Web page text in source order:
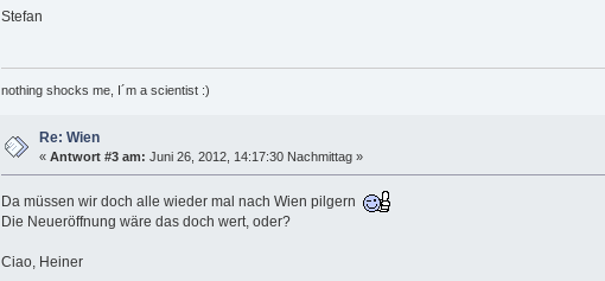
Stefan
nothing shocks me, I´m a scientist :)
Re: Wien
« Antwort #3 am: Juni 26, 2012, 14:17:30 Nachmittag »
Da müssen wir doch alle wieder mal nach Wien pilgern
Die Neueröffnung wäre das doch wert, oder?
Ciao, Heiner